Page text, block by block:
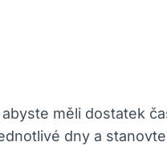
měli dostatek
dny a